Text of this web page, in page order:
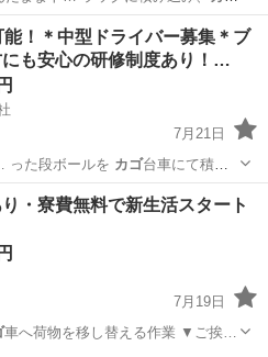
舗へのカゴ台車での配送。 ※…
能！＊中型ドライバー募集＊ブ
も安心の研修制度あり！…
7月21日
った段ボールを カゴ台車にて積み
配送 業務
・寮費無料で新生活スタート
7月19日
車へ荷物を移し替える作業 ▼ご挨…